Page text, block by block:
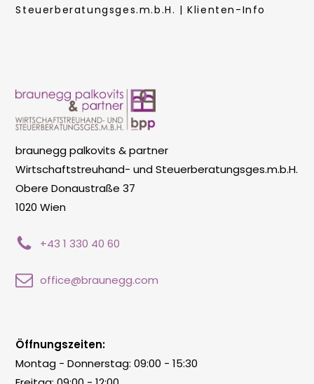
Steuerberatungsges.m.b.H. | Klienten-Info
braunegg palkovits & partner
Wirtschaftstreuhand- und Steuerberatungsges.m.b.H.
Obere Donaustraße 37
1020 Wien
+43 1 330 40 60
office@braunegg.com
Öffnungszeiten:
Montag - Donnerstag: 09:00 - 15:30